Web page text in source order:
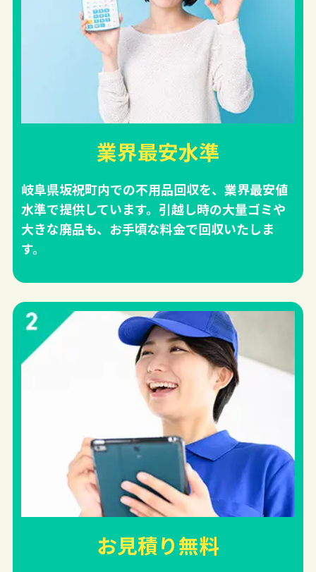
業界最安水準
岐阜県坂祝町内での不用品回収を、業界最安値
水準で提供しています。引越し時の大量ゴミや
大きな廃品も、お手頃な料金で回収いたしま
す。
お見積り無料